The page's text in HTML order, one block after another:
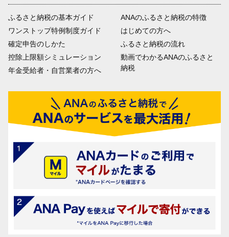
ふるさと納税の基本ガイド
ワンストップ特例制度ガイド
確定申告のしかた
控除上限額シミュレーション
年金受給者・自営業者の方へ
ANAのふるさと納税の特徴
はじめての方へ
ふるさと納税の流れ
動画でわかるANAのふるさと
納税